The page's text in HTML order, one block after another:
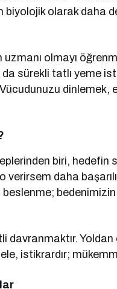
olarak daha
olmayı
sürekli tatlı yeme
dinlemek,
biri, hedefin
verirsem daha
Yoldan
istikrardır;